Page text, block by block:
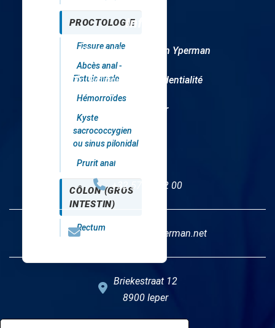
PROCTOLOGIE
Fissure anale
Abcès anal -
Fistule anale
Hémorroïdes
Kyste
sacrococcygien
ou sinus pilonidal
Prurit anal
CÔLON (GROS
INTESTIN)
Rectum
Info
Centre Hôpitalier Jan Yperman
Politique de confidentialité
Disclaimer
Contact
+32 57 35 72 00
secheelkunde@yperman.net
Briekestraat 12
8900 Ieper